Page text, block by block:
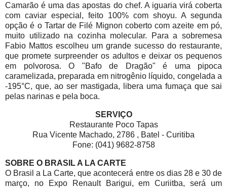
Camarão é uma das apostas do chef. A iguaria virá coberta
com caviar especial, feito 100% com shoyu. A segunda
opção é o Tartar de Filé Mignon coberto com azeite em pó,
muito utilizado na cozinha molecular. Para a sobremesa
Fabio Mattos escolheu um grande sucesso do restaurante,
que promete surpreender os adultos e deixar os pequenos
em polvorosa. O "Bafo de Dragão" é uma pipoca
caramelizada, preparada em nitrogênio líquido, congelada a
-195°C, que, ao ser mastigada, libera uma fumaça que sai
pelas narinas e pela boca.
SERVIÇO
Restaurante Poco Tapas
Rua Vicente Machado, 2786 , Batel - Curitiba
Fone: (041) 9682-8758
SOBRE O BRASIL A LA CARTE
O Brasil a La Carte, que acontecerá entre os dias 28 e 30 de
março, no Expo Renault Barigui, em Curiitba, será um